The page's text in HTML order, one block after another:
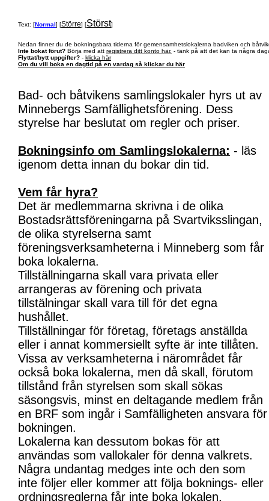
Text: [Normal] [Större] [Störst]
Nedan finner du de bokningsbara tiderna för gemensamhetslokalerna badviken och
Inte bokat förut? Börja med att registrera ditt konto här. - tänk på att det kan ta några
Flyttat/bytt uppgifter? - klicka här
Om du vill boka en dagtid på en vardag så klickar du här
Bad- och båtvikens samlingslokaler hyrs ut av
Minnebergs Samfällighetsförening. Dess
styrelse har beslutat om regler och priser.
Bokningsinfo om Samlingslokalerna: - läs
igenom detta innan du bokar din tid.
Vem får hyra?
Det är medlemmarna skrivna i de olika
Bostadsrättsföreningarna på Svartviksslingan,
de olika styrelserna samt
föreningsverksamheterna i Minneberg som får
boka lokalerna.
Tillställningarna skall vara privata eller
arrangeras av förening och privata
tillstälningar skall vara till för det egna
hushållet.
Tillställningar för företag, företags anställda
eller i annat kommersiellt syfte är inte tillåten.
Vissa av verksamheterna i närområdet får
också boka lokalerna, men då skall, förutom
tillstånd från styrelsen som skall sökas
säsongsvis, minst en deltagande medlem från
en BRF som ingår i Samfälligheten ansvara för
bokningen.
Lokalerna kan dessutom bokas för att
användas som vallokaler för denna valkrets.
Några undantag medges inte och den som
inte följer eller kommer att följa boknings- eller
ordningsreglerna får inte boka lokalen.